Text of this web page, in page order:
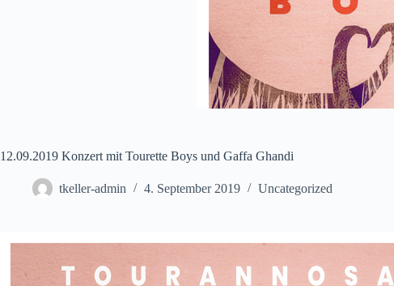
12.09.2019 Konzert mit Tourette Boys und Gaffa Ghandi
tkeller-admin 4. September 2019 Uncategorized